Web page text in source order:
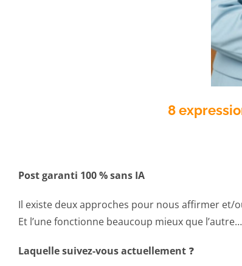
8
Post garanti 100 % sans IA
Il existe deux approches pour nous affirmer et/
Et l’une fonctionne beaucoup mieux que l’autre…
Laquelle suivez-vous actuellement ❓